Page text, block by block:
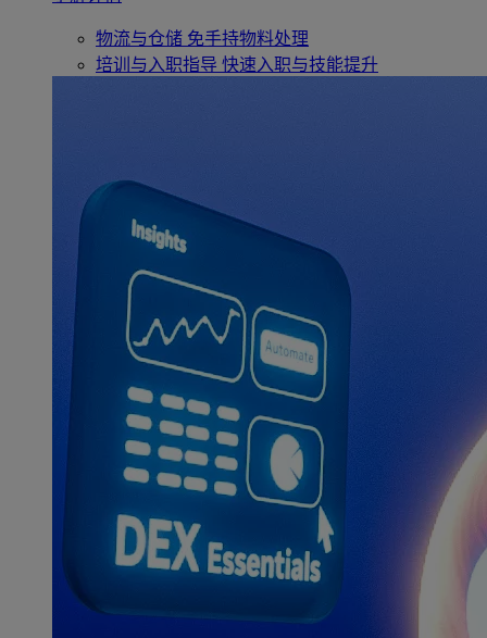
物流与仓储 免手持物料处理
培训与入职指导 快速入职与技能提升